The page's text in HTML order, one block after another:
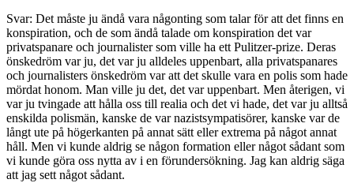
Svar: Det måste ju ändå vara någonting som talar för att det finns en
konspiration, och de som ändå talade om konspiration det var
privatspanare och journalister som ville ha ett Pulitzer-prize. Deras
önskedröm var ju, det var ju alldeles uppenbart, alla privatspanares
och journalisters önskedröm var att det skulle vara en polis som hade
mördat honom. Man ville ju det, det var uppenbart. Men återigen, vi
var ju tvingade att hålla oss till realia och det vi hade, det var ju alltså
enskilda polismän, kanske de var nazistsympatisörer, kanske var de
långt ute på högerkanten på annat sätt eller extrema på något annat
håll. Men vi kunde aldrig se någon formation eller något sådant som
vi kunde göra oss nytta av i en förundersökning. Jag kan aldrig säga
att jag sett något sådant.